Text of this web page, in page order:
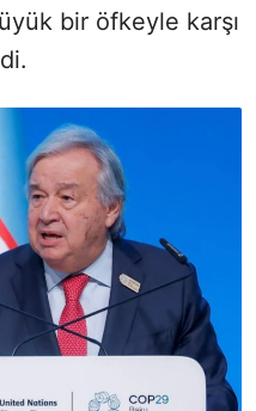
bir öfkeyle karşı